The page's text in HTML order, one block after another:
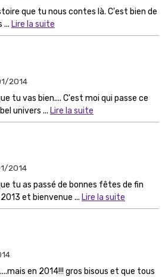
que tu nous contes là. C'est bien de
... Lire la suite
2014
tu vas bien.... C'est moi qui passe ce
univers ... Lire la suite
2014
tu as passé de bonnes fêtes de fin
et bienvenue ... Lire la suite
en 2014!!! gros bisous et que tous